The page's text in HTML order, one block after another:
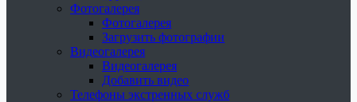
Фотогалерея
Фотогалерея
Загрузить фотографии
Видеогалерея
Видеогалерея
Добавить видео
Телефоны экстренных служб